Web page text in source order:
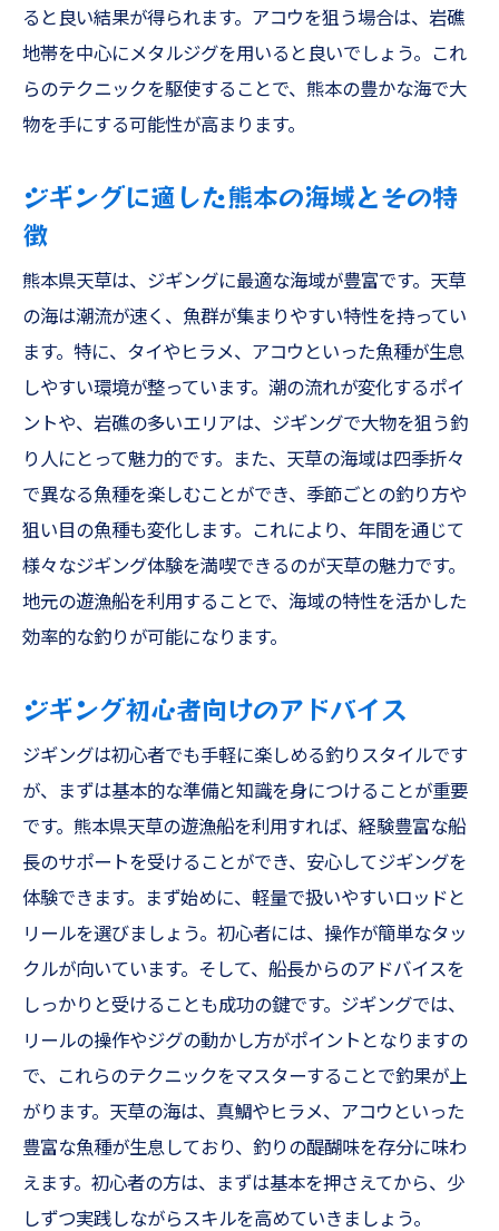
ると良い結果が得られます。アコウを狙う場合は、岩礁
地帯を中心にメタルジグを用いると良いでしょう。これ
らのテクニックを駆使することで、熊本の豊かな海で大
物を手にする可能性が高まります。
ジギングに適した熊本の海域とその特
徴
熊本県天草は、ジギングに最適な海域が豊富です。天草
の海は潮流が速く、魚群が集まりやすい特性を持ってい
ます。特に、タイやヒラメ、アコウといった魚種が生息
しやすい環境が整っています。潮の流れが変化するポイ
ントや、岩礁の多いエリアは、ジギングで大物を狙う釣
り人にとって魅力的です。また、天草の海域は四季折々
で異なる魚種を楽しむことができ、季節ごとの釣り方や
狙い目の魚種も変化します。これにより、年間を通じて
様々なジギング体験を満喫できるのが天草の魅力です。
地元の遊漁船を利用することで、海域の特性を活かした
効率的な釣りが可能になります。
ジギング初心者向けのアドバイス
ジギングは初心者でも手軽に楽しめる釣りスタイルです
が、まずは基本的な準備と知識を身につけることが重要
です。熊本県天草の遊漁船を利用すれば、経験豊富な船
長のサポートを受けることができ、安心してジギングを
体験できます。まず始めに、軽量で扱いやすいロッドと
リールを選びましょう。初心者には、操作が簡単なタッ
クルが向いています。そして、船長からのアドバイスを
しっかりと受けることも成功の鍵です。ジギングでは、
リールの操作やジグの動かし方がポイントとなりますの
で、これらのテクニックをマスターすることで釣果が上
がります。天草の海は、真鯛やヒラメ、アコウといった
豊富な魚種が生息しており、釣りの醍醐味を存分に味わ
えます。初心者の方は、まずは基本を押さえてから、少
しずつ実践しながらスキルを高めていきましょう。